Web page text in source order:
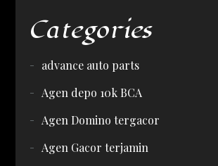
Categories
advance auto parts
Agen depo 10k BCA
Agen Domino tergacor
Agen Gacor terjamin